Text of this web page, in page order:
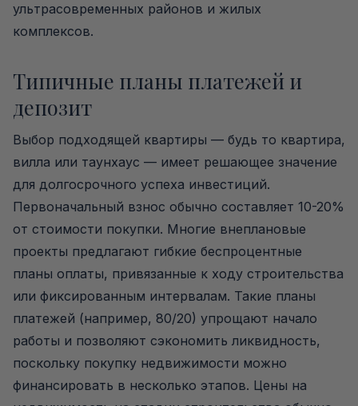
ультрасовременных районов и жилых
комплексов.
Типичные планы платежей и
депозит
Выбор подходящей квартиры — будь то квартира,
вилла или таунхаус — имеет решающее значение
для долгосрочного успеха инвестиций.
Первоначальный взнос обычно составляет 10-20%
от стоимости покупки. Многие внеплановые
проекты предлагают гибкие беспроцентные
планы оплаты, привязанные к ходу строительства
или фиксированным интервалам. Такие планы
платежей (например, 80/20) упрощают начало
работы и позволяют сэкономить ликвидность,
поскольку покупку недвижимости можно
финансировать в несколько этапов. Цены на